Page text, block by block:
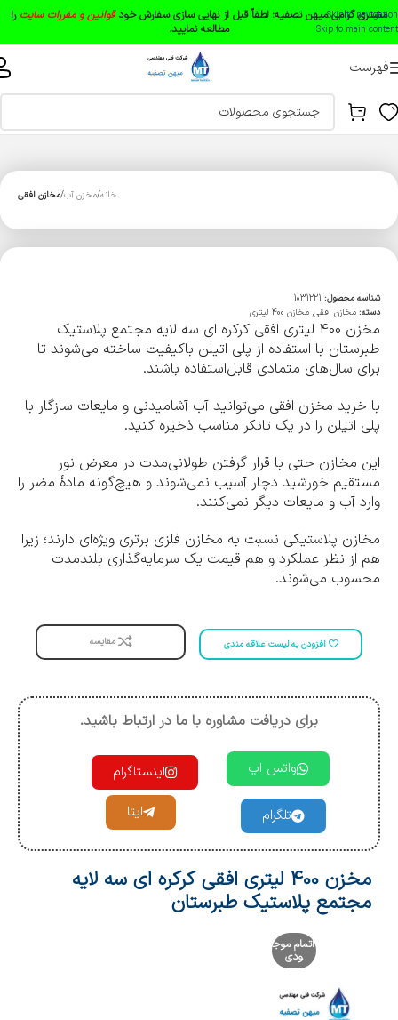
Skip to navigation
Skip to main content
مشتری گرامی میهن تصفیه: لطفاً قبل از نهایی سازی سفارش خودقوانین و مقررات سایت را
مطالعه نمایید.
فهرست
خانه مخزن آب مخازن افقی
شناسه محصول: 1031221
دسته: مخازن افقی, مخازن 400 لیتری
مخزن 400 لیتری افقی کرکره ای سه لایه مجتمع پلاستیک
طبرستان با استفاده از پلی اتیلن باکیفیت ساخته می‌شوند تا
برای سال‌های متمادی قابل‌استفاده باشند.
با خرید مخزن افقی می‌توانید آب آشامیدنی و مایعات سازگار با
پلی اتیلن را در یک تانکر مناسب ذخیره کنید.
این مخازن حتی با قرار گرفتن طولانی‌مدت در معرض نور
مستقیم خورشید دچار آسیب نمی‌شوند و هیچ‌گونه مادۀ مضر را
وارد آب و مایعات دیگر نمی‌کنند.
مخازن پلاستیکی نسبت به مخازن فلزی برتری ویژه‌ای دارند؛ زیرا
هم از نظر عملکرد و هم قیمت یک سرمایه‌گذاری بلندمدت
محسوب می‌شوند.
افزودن به لیست علاقه مندی مقایسه
برای دریافت مشاوره با ما در ارتباط باشید.
واتس اپ اینستاگرام
تلگرام ایتا
مخزن 400 لیتری افقی کرکره ای سه لایه
مجتمع پلاستیک طبرستان
اتمام موج
ودی